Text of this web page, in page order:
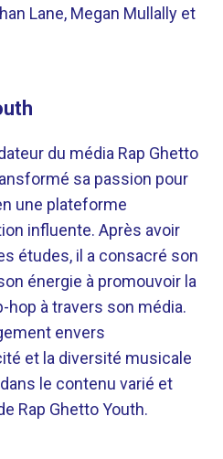
Lane, Megan Mullally et
du média Rap Ghetto
sa passion pour
une plateforme
influente. Après avoir
études, il a consacré son
énergie à promouvoir la
hop à travers son média.
envers
et la diversité musicale
le contenu varié et
Rap Ghetto Youth.